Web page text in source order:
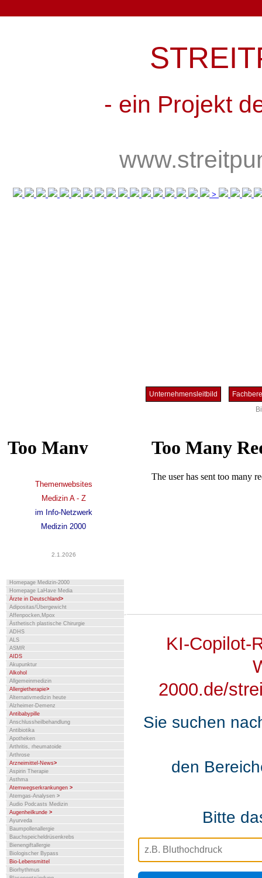
- ein Projekt
Unternehmensleitbild
Themenwebsites
Medizin A - Z
im Info-Netzwerk
Medizin 2000
2.1.2026
Homepage Medizin-2000
Homepage LaHave Media
Ärzte in Deutschland>
Adipositas/Übergewicht
Affenpocken,Mpox
Ästhetisch plastische Chirurgie
ADHS
ALS
ASMR
AIDS
Akupunktur
Alkohol
Allgemeinmedizin
Allergietherapie>
Alternativmedizin heute
Alzheimer-Demenz
Antibabypille
Anschlussheilbehandlung
Antibiotika
Apotheken
Arthritis, rheumatoide
Arthrose
Arzneimittel-News>
Aspirin Therapie
Asthma
Atemwegserkrankungen >
Atemgas-Analysen >
Audio Podcasts Medizin
Augenheilkunde >
Ayurveda
Baumpollenallergie
Bauchspeicheldrüsenkrebs
Bienengiftallergie
Biologischer Bypass
Bio-Lebensmittel
Biorhythmus
KI-Copilot-
2000.de/
Sie suchen
den
Bitte